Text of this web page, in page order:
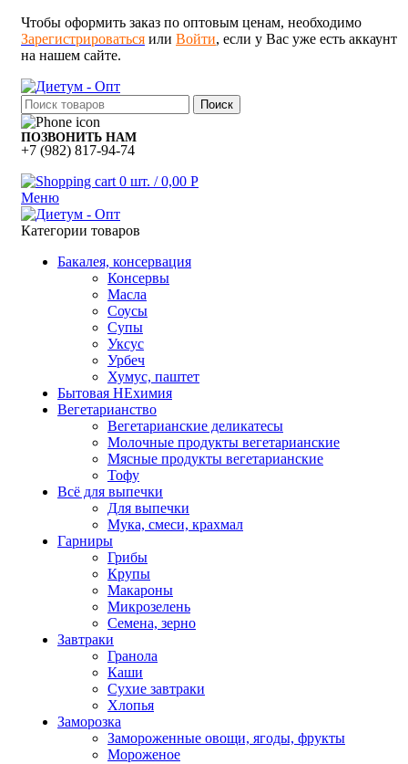
Чтобы оформить заказ по оптовым ценам, необходимо
Зарегистрироваться или Войти, если у Вас уже есть аккаунт
на нашем сайте.
Поиск
ПОЗВОНИТЬ НАМ
+7 (982) 817-94-74
0 шт. / 0,00 Р
Меню
Категории товаров
Бакалея, консервация
Консервы
Масла
Соусы
Супы
Уксус
Урбеч
Хумус, паштет
Бытовая НЕхимия
Вегетарианство
Вегетарианские деликатесы
Молочные продукты вегетарианские
Мясные продукты вегетарианские
Тофу
Всё для выпечки
Для выпечки
Мука, смеси, крахмал
Гарниры
Грибы
Крупы
Макароны
Микрозелень
Семена, зерно
Завтраки
Гранола
Каши
Сухие завтраки
Хлопья
Заморозка
Замороженные овощи, ягоды, фрукты
Мороженое